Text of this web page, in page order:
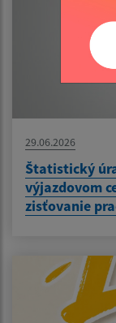
29.06.2026
Štatistický
výjazdovom
zisťovanie